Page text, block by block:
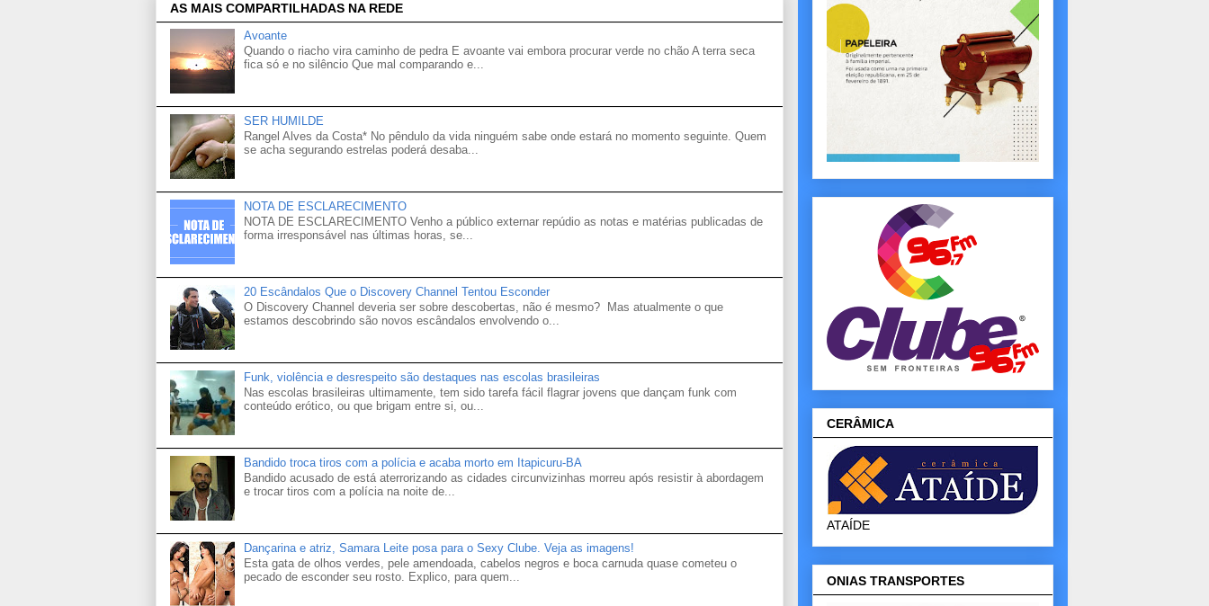
AS MAIS COMPARTILHADAS NA REDE
Avoante
Quando o riacho vira caminho de pedra E avoante vai embora procurar verde no chão A terra seca
fica só e no silêncio Que mal comparando e...
SER HUMILDE
Rangel Alves da Costa* No pêndulo da vida ninguém sabe onde estará no momento seguinte. Quem
se acha segurando estrelas poderá desaba...
NOTA DE ESCLARECIMENTO
NOTA DE ESCLARECIMENTO Venho a público externar repúdio as notas e matérias publicadas de
forma irresponsável nas últimas horas, se...
20 Escândalos Que o Discovery Channel Tentou Esconder
O Discovery Channel deveria ser sobre descobertas, não é mesmo? Mas atualmente o que
estamos descobrindo são novos escândalos envolvendo o...
Funk, violência e desrespeito são destaques nas escolas brasileiras
Nas escolas brasileiras ultimamente, tem sido tarefa fácil flagrar jovens que dançam funk com
conteúdo erótico, ou que brigam entre si, ou...
Bandido troca tiros com a polícia e acaba morto em Itapicuru-BA
Bandido acusado de está aterrorizando as cidades circunvizinhas morreu após resistir à abordagem
e trocar tiros com a polícia na noite de...
Dançarina e atriz, Samara Leite posa para o Sexy Clube. Veja as imagens!
Esta gata de olhos verdes, pele amendoada, cabelos negros e boca carnuda quase cometeu o
pecado de esconder seu rosto. Explico, para quem...
CERÂMICA
ATAÍDE
ONIAS TRANSPORTES